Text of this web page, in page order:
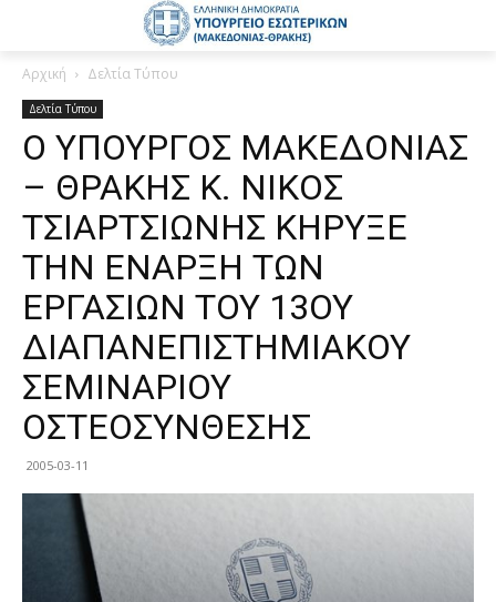
Αρχική Δελτία Τύπου
Δελτία Τύπου
Ο ΥΠΟΥΡΓΟΣ ΜΑΚΕΔΟΝΙΑΣ
– ΘΡΑΚΗΣ Κ. ΝΙΚΟΣ
ΤΣΙΑΡΤΣΙΩΝΗΣ ΚΗΡΥΞΕ
ΤΗΝ ΕΝΑΡΞΗ ΤΩΝ
ΕΡΓΑΣΙΩΝ ΤΟΥ 13ΟΥ
ΔΙΑΠΑΝΕΠΙΣΤΗΜΙΑΚΟΥ
ΣΕΜΙΝΑΡΙΟΥ
ΟΣΤΕΟΣΥΝΘΕΣΗΣ
2005-03-11